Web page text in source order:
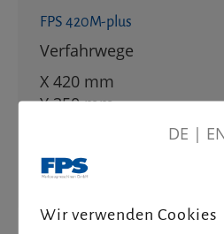
FPS 420M-plus
Verfahrwege
X 420 mm
Y 350 mm
(Fräskopf auf der Y-
150 mm verschiebbar)
DE |
Wir verwenden Cookies